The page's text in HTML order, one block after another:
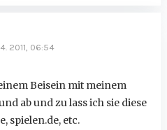
2011, 06:54
Beisein mit meinem
ab und zu lass ich sie diese
spielen.de, etc.